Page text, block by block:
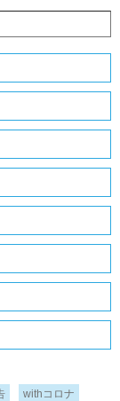
withコロナ